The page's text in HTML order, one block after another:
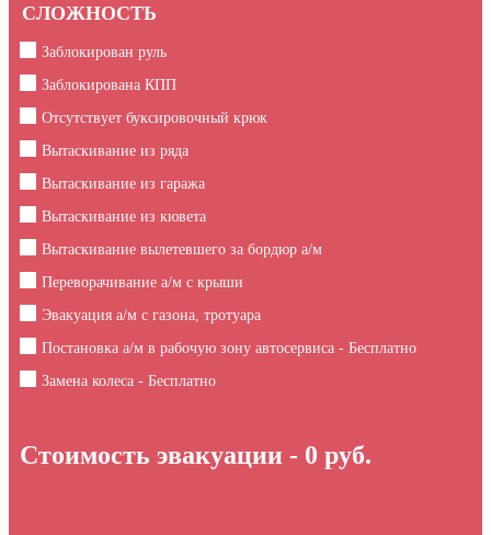
СЛОЖНОСТЬ
Заблокирован руль
Заблокирована КПП
Отсутствует буксировочный крюк
Вытаскивание из ряда
Вытаскивание из гаража
Вытаскивание из кювета
Вытаскивание вылетевшего за бордюр а/м
Переворачивание а/м с крыши
Эвакуация а/м с газона, тротуара
Постановка а/м в рабочую зону автосервиса - Бесплатно
Замена колеса - Бесплатно
Стоимость эвакуации - 0 руб.